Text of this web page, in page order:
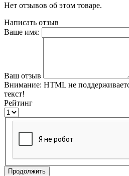
Нет отзывов об этом товаре.
Написать отзыв
Ваше имя:
Ваш отзыв
Внимание: HTML не
текст!
Рейтинг
Продолжить